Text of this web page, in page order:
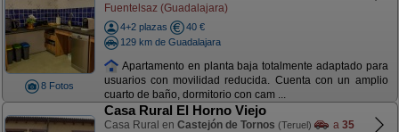
8 Fotos
Fuentelsaz (Guadalajara)
4+2 plazas
40 €
129 km de Guadalajara
Apartamento en planta baja totalmente adaptado para
usuarios con movilidad reducida. Cuenta con un amplio
cuarto de baño, dormitorio con cam ...
Casa Rural El Horno Viejo
Casa Rural en Castejón de Tornos (Teruel) a 35